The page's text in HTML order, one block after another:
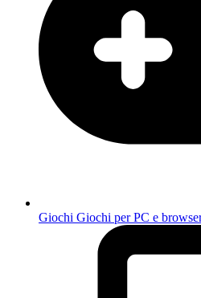
Giochi Giochi per PC e